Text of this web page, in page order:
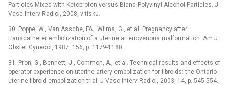
Particles Mixed with Ketoprofen versus Bland Polyvinyl Alcohol Particles. J
Vasc Interv Radiol, 2008, v tisku.
30. Poppe, W., Van Assche, FA., Wilms, G., et al. Pregnancy after
transcatheter embolization of a uterine arteriovenous malformation. Am J
Obstet Gynecol, 1987, 156, p. 1179-1180.
31. Pron, G., Bennett, J., Common, A., et al. Technical results and effects of
operator experience on uterine artery embolization for fibroids: the Ontario
uterine fibroid embolization trial. J Vasc Interv Radiol, 2003, 14, p. 545-554.